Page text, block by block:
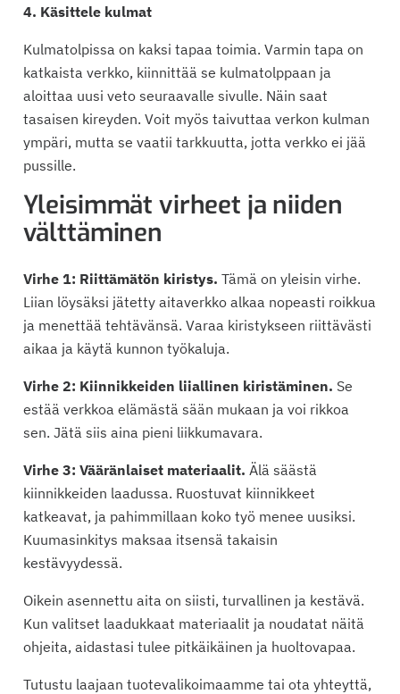
4. Käsittele kulmat
Kulmatolpissa on kaksi tapaa toimia. Varmin tapa on
katkaista verkko, kiinnittää se kulmatolppaan ja
aloittaa uusi veto seuraavalle sivulle. Näin saat
tasaisen kireyden. Voit myös taivuttaa verkon kulman
ympäri, mutta se vaatii tarkkuutta, jotta verkko ei jää
pussille.
Yleisimmät virheet ja niiden
välttäminen
Virhe 1: Riittämätön kiristys. Tämä on yleisin virhe.
Liian löysäksi jätetty aitaverkko alkaa nopeasti roikkua
ja menettää tehtävänsä. Varaa kiristykseen riittävästi
aikaa ja käytä kunnon työkaluja.
Virhe 2: Kiinnikkeiden liiallinen kiristäminen. Se
estää verkkoa elämästä sään mukaan ja voi rikkoa
sen. Jätä siis aina pieni liikkumavara.
Virhe 3: Vääränlaiset materiaalit. Älä säästä
kiinnikkeiden laadussa. Ruostuvat kiinnikkeet
katkeavat, ja pahimmillaan koko työ menee uusiksi.
Kuumasinkitys maksaa itsensä takaisin
kestävyydessä.
Oikein asennettu aita on siisti, turvallinen ja kestävä.
Kun valitset laadukkaat materiaalit ja noudatat näitä
ohjeita, aidastasi tulee pitkäikäinen ja huoltovapaa.
Tutustu laajaan tuotevalikoimaamme tai ota yhteyttä,